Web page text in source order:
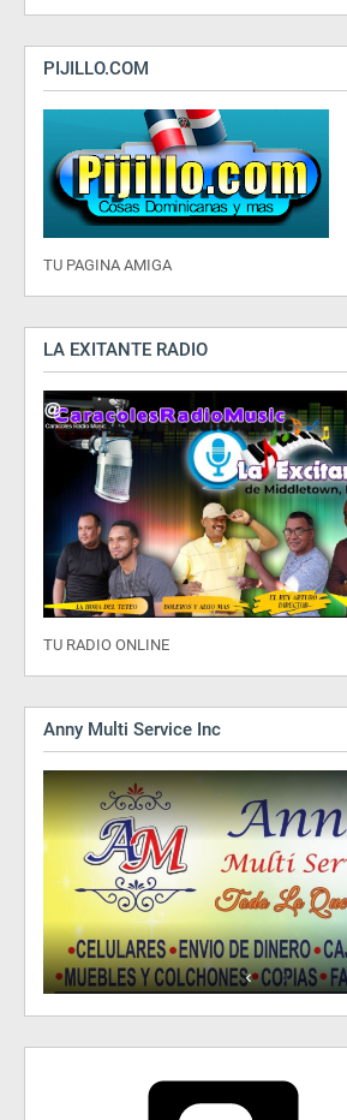
PIJILLO.COM
TU PAGINA AMIGA
LA EXITANTE RADIO
TU RADIO ONLINE
Anny Multi Service Inc